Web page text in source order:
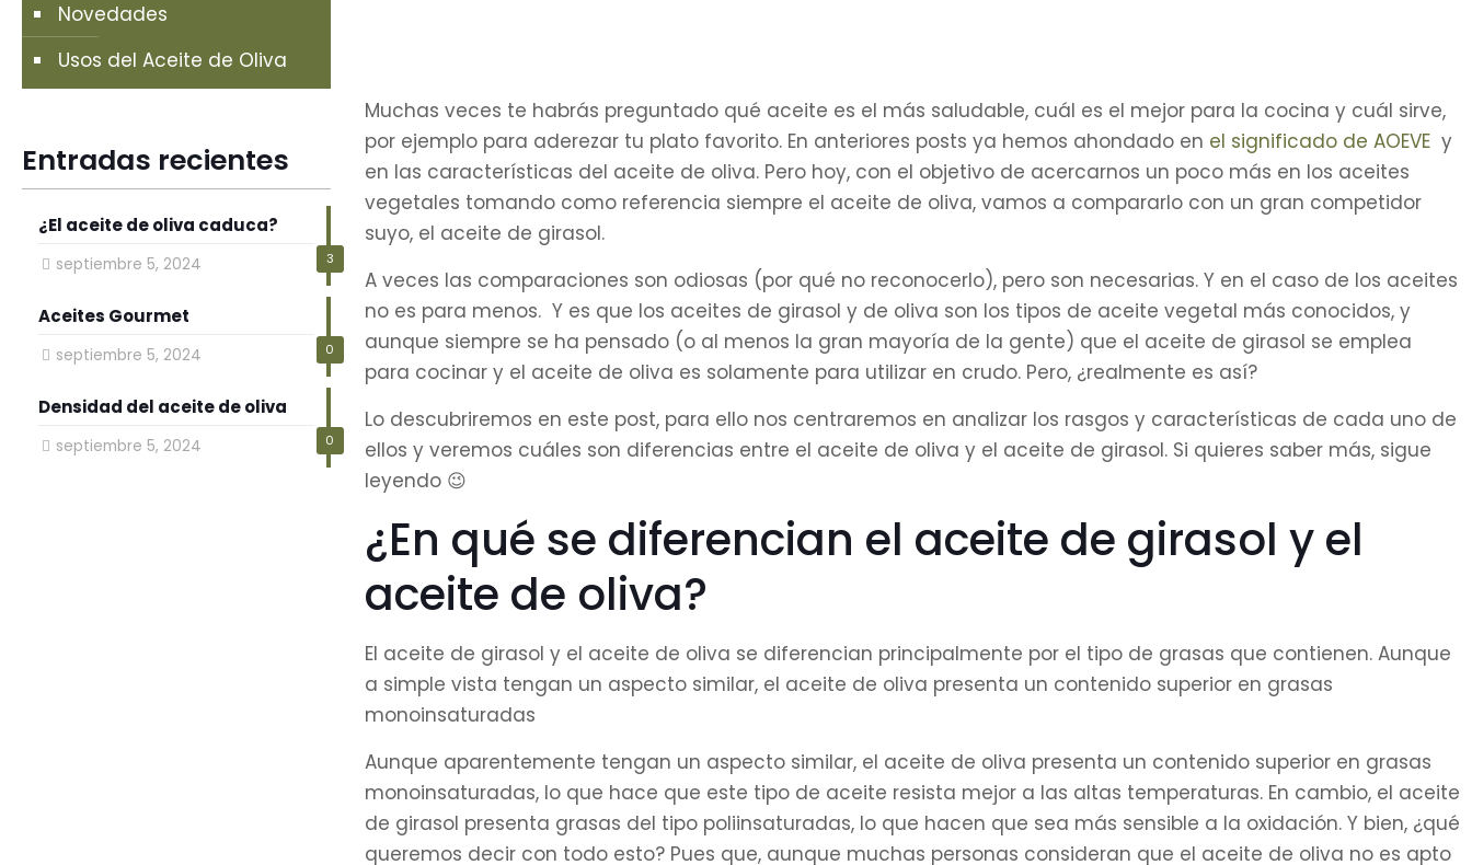
Muchas veces te habrás preguntado qué aceite es el más saludable, cuál es el mejor para la cocina y cuál sirve,
por ejemplo para aderezar tu plato favorito. En anteriores posts ya hemos ahondado en el significado de AOEVE y
en las características del aceite de oliva. Pero hoy, con el objetivo de acercarnos un poco más en los aceites
vegetales tomando como referencia siempre el aceite de oliva, vamos a compararlo con un gran competidor
suyo, el aceite de girasol.
A veces las comparaciones son odiosas (por qué no reconocerlo), pero son necesarias. Y en el caso de los aceites
no es para menos. Y es que los aceites de girasol y de oliva son los tipos de aceite vegetal más conocidos, y
aunque siempre se ha pensado (o al menos la gran mayoría de la gente) que el aceite de girasol se emplea
para cocinar y el aceite de oliva es solamente para utilizar en crudo. Pero, ¿realmente es así?
Lo descubriremos en este post, para ello nos centraremos en analizar los rasgos y características de cada uno de
ellos y veremos cuáles son diferencias entre el aceite de oliva y el aceite de girasol. Si quieres saber más, sigue
leyendo 😉
¿En qué se diferencian el aceite de girasol y el
aceite de oliva?
El aceite de girasol y el aceite de oliva se diferencian principalmente por el tipo de grasas que contienen. Aunque
a simple vista tengan un aspecto similar, el aceite de oliva presenta un contenido superior en grasas
monoinsaturadas
Aunque aparentemente tengan un aspecto similar, el aceite de oliva presenta un contenido superior en grasas
monoinsaturadas, lo que hace que este tipo de aceite resista mejor a las altas temperaturas. En cambio, el aceite
de girasol presenta grasas del tipo poliinsaturadas, lo que hacen que sea más sensible a la oxidación. Y bien, ¿qué
queremos decir con todo esto? Pues que, aunque muchas personas consideran que el aceite de oliva no es apto
Novedades
Usos del Aceite de Oliva
Entradas recientes
3
¿El aceite de oliva caduca?
septiembre 5, 2024
0
Aceites Gourmet
septiembre 5, 2024
0
Densidad del aceite de oliva
septiembre 5, 2024